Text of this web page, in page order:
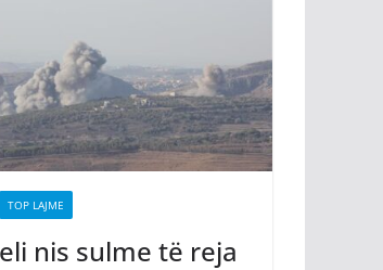
TOP LAJME
nis sulme të reja